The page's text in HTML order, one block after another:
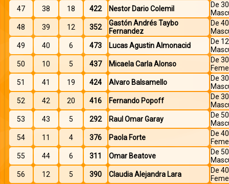
47
38 18 422 Nestor Dario Colemil
De
48
39 12 352
Gastón Andrés Taybo
Fernandez
De
49
40 6 473 Lucas Agustin Almonacid
De
50
10 5 437 Micaela Carla Alonso
De
51
41 19 424 Alvaro Balsamello
De
52
42 20 416 Fernando Popoff
De
53
43 5 292 Raul Omar Garay
De
54
11 4 376 Paola Forte
De
55
44 6 311 Omar Beatove
De
56
12 5 390 Claudia Alejandra Lara
De